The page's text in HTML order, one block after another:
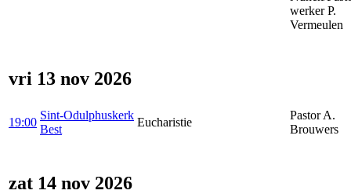
werker P.
Vermeulen
vri 13 nov 2026
19:00
Sint-Odulphuskerk
Best
Eucharistie
Pastor A.
Brouwers
zat 14 nov 2026